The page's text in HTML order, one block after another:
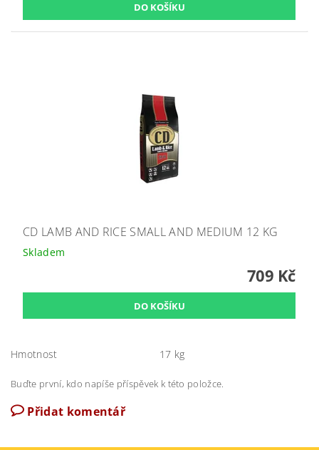
CD LAMB AND RICE SMALL AND MEDIUM 12 KG
Skladem
709 Kč
Hmotnost 17 kg
Buďte první, kdo napíše příspěvek k této položce.
Přidat komentář